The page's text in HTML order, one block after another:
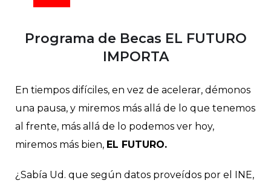
Programa de Becas EL FUTURO
IMPORTA
En tiempos difíciles, en vez de acelerar, démonos
una pausa, y miremos más allá de lo que tenemos
al frente, más allá de lo podemos ver hoy,
miremos más bien, EL FUTURO.
¿Sabía Ud. que según datos proveídos por el INE,